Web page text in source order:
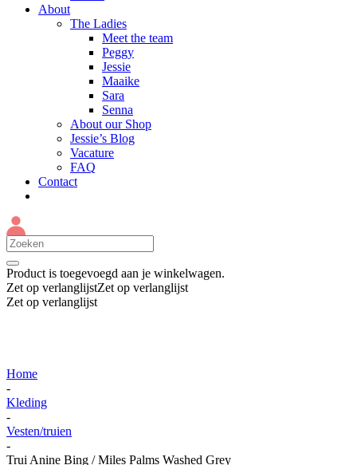
About
The Ladies
Meet the team
Peggy
Jessie
Maaike
Sara
Senna
About our Shop
Jessie’s Blog
Vacature
FAQ
Contact
Product is toegevoegd aan je winkelwagen.
Zet op verlanglijstZet op verlanglijst
Zet op verlanglijst
Home
-
Kleding
-
Vesten/truien
-
Trui Anine Bing / Miles Palms Washed Grey